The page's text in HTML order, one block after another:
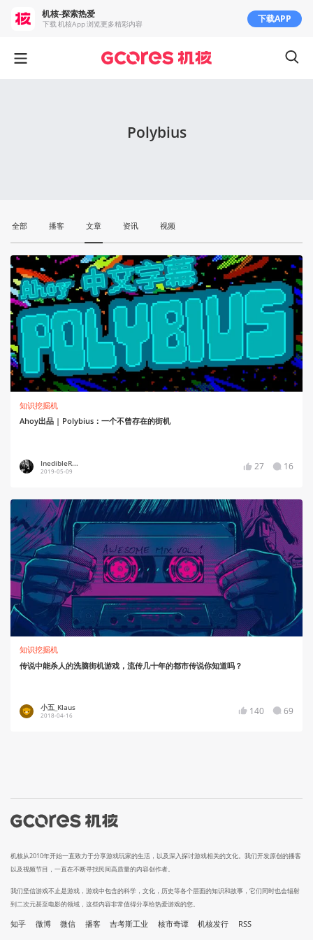
Polybius
全部 播客 文章 资讯 视频
知识挖掘机
Ahoy出品 | Polybius：一个不曾存在的街机
InedibleR...
2019-05-09 27 16
知识挖掘机
传说中能杀人的洗脑街机游戏，流传几十年的都市传说你知道吗？
小五_Klaus
2018-04-16 140 69
机核从2010年开始一直致力于分享游戏玩家的生活，以及深入探讨游戏相关的文化。我们开发原创的播客
以及视频节目，一直在不断寻找民间高质量的内容创作者。
我们坚信游戏不止是游戏，游戏中包含的科学，文化，历史等各个层面的知识和故事，它们同时也会辐射
到二次元甚至电影的领域，这些内容非常值得分享给热爱游戏的您。
知乎 微博 微信 播客 吉考斯工业 核市奇谭 机核发行 RSS
机核-探索热爱
下载 机核App 浏览更多精彩内容 下载APP